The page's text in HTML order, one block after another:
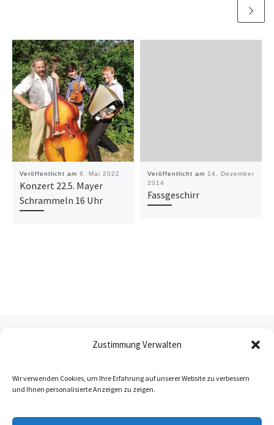
Zustimmung Verwalten
Wir verwenden Cookies, um Ihre Erfahrung auf unserer Website zu verbessern
und Ihnen personalisierte Anzeigen zu zeigen.
Veröffentlicht am 6. Mai 2022
Konzert 22.5. Mayer
Schrammeln 16 Uhr
Veröffentlicht am 14. Dezember
2014
Fassgeschirr
Beitragsnavigation
EIN LANGER TAG …
ZURÜCK ZUR